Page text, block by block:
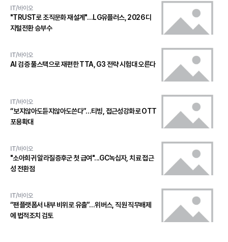
IT/바이오
"TRUST로 조직문화 재설계"…LG유플러스, 2026 디
지털전환 승부수
IT/바이오
AI 검증 풀스택으로 재편한 TTA, G3 전략 시험대 오른다
IT/바이오
“보지않아도듣지않아도쓴다”…티빙, 접근성강화로 OTT
포용확대
IT/바이오
"소아희귀 알라질증후군 첫 급여"...GC녹십자, 치료 접근
성 전환점
IT/바이오
“팬플랫폼서 내부 비위로 유출”…위버스, 직원 직무배제
에 법적조치 검토